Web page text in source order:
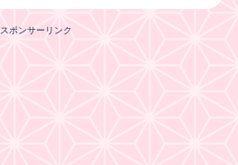
スポンサーリンク